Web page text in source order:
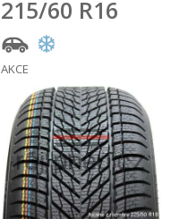
215/60 R16
AKCE